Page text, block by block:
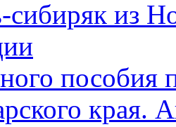
сибиряк из
пособия
края.